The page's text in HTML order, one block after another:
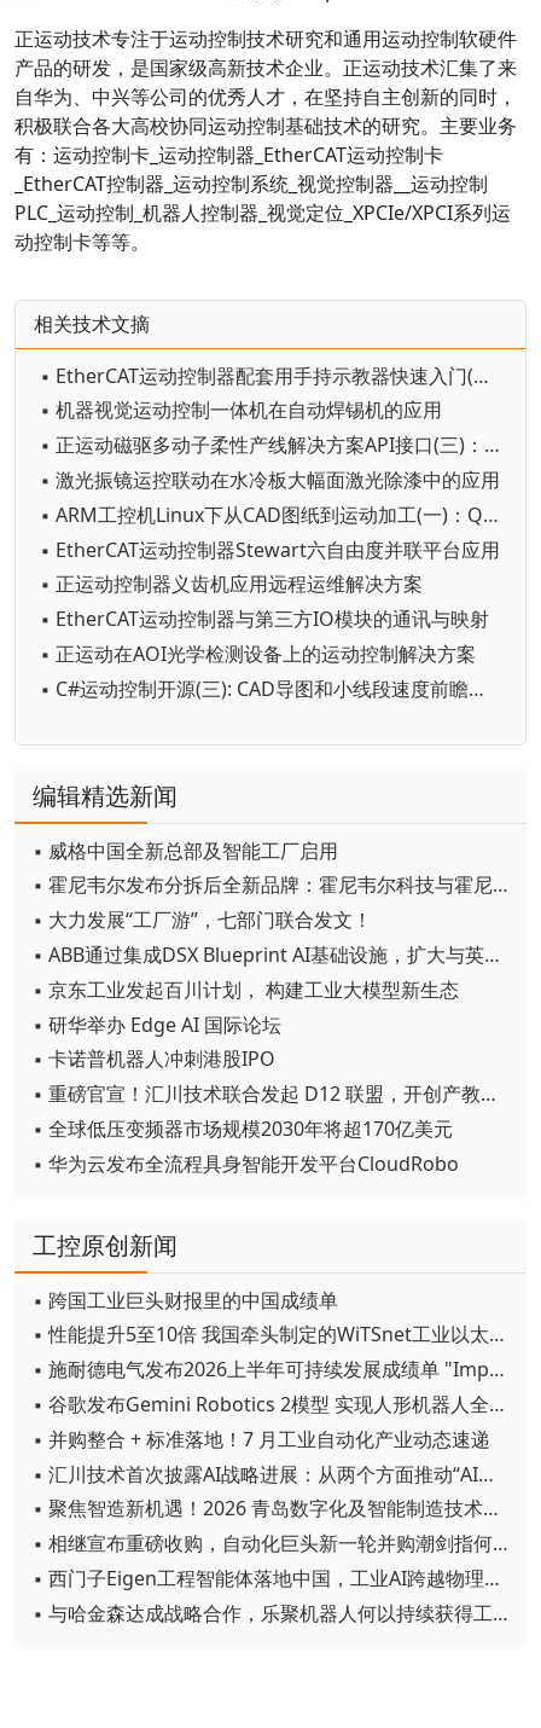
正运动技术专注于运动控制技术研究和通用运动控制软硬件
产品的研发，是国家级高新技术企业。正运动技术汇集了来
自华为、中兴等公司的优秀人才，在坚持自主创新的同时，
积极联合各大高校协同运动控制基础技术的研究。 主要业务
有： 运动控制卡_运动控制器_EtherCAT运动控制卡
_EtherCAT控制器_运动控制系统_视觉控制器__运动控制
PLC_运动控制_机器人控制器_视觉定位_XPCIe/XPCI系列运
动控制卡等等。
相关技术文摘
▪ EtherCAT运动控制器配套用手持示教器快速入门(二)：物理按键的使用
▪ 机器视觉运动控制一体机在自动焊锡机的应用
▪ 正运动磁驱多动子柔性产线解决方案API接口(三)：总线配置和动子扫描及控制
▪ 激光振镜运控联动在水冷板大幅面激光除漆中的应用
▪ ARM工控机Linux下从CAD图纸到运动加工(一)：Qt Demo的CAD导入
▪ EtherCAT运动控制器Stewart六自由度并联平台应用
▪ 正运动控制器义齿机应用远程运维解决方案
▪ EtherCAT运动控制器与第三方IO模块的通讯与映射
▪ 正运动在AOI光学检测设备上的运动控制解决方案
▪ C#运动控制开源(三): CAD导图和小线段速度前瞻优化的软件框架
编辑精选新闻
▪ 威格中国全新总部及智能工厂启用
▪ 霍尼韦尔发布分拆后全新品牌：霍尼韦尔科技与霍尼韦尔航空航天
▪ 大力发展“工厂游”，七部门联合发文！
▪ ABB通过集成DSX Blueprint AI基础设施，扩大与英伟达的合作
▪ 京东工业发起百川计划， 构建工业大模型新生态
▪ 研华举办 Edge AI 国际论坛
▪ 卡诺普机器人冲刺港股IPO
▪ 重磅官宣！汇川技术联合发起 D12 联盟，开创产教融合新范式
▪ 全球低压变频器市场规模2030年将超170亿美元
▪ 华为云发布全流程具身智能开发平台CloudRobo
工控原创新闻
▪ 跨国工业巨头财报里的中国成绩单
▪ 性能提升5至10倍 我国牵头制定的WiTSnet工业以太网国际标准正式发布
▪ 施耐德电气发布2026上半年可持续发展成绩单 "Impact 2030"路线图开局稳健
▪ 谷歌发布Gemini Robotics 2模型 实现人形机器人全身智能控制突破
▪ 并购整合 + 标准落地！7 月工业自动化产业动态速递
▪ 汇川技术首次披露AI战略进展：从两个方面推动“AI业务化”落地
▪ 聚焦智造新机遇！2026 青岛数字化及智能制造技术论坛圆满落幕
▪ 相继宣布重磅收购，自动化巨头新一轮并购潮剑指何方？
▪ 西门子Eigen工程智能体落地中国，工业AI跨越物理世界“确定性”拐点
▪ 与哈金森达成战略合作，乐聚机器人何以持续获得工业巨头青睐？